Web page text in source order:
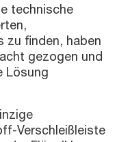
technische
zu finden, haben
gezogen und
Lösung
Verschleißleiste